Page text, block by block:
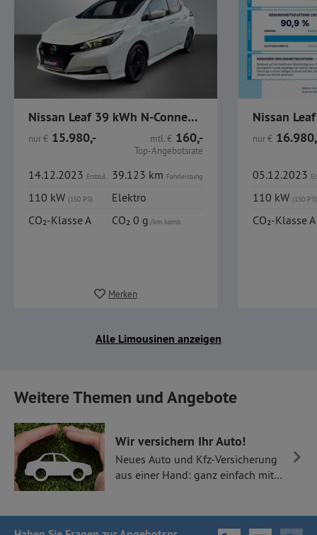
Nissan Leaf 39 kWh N-Connecta WinterP Navi
nur€ 15.980,- mtl.€ 160,-
Top-Angebotsrate
14.12.2023 Erstzul. 39.123 km Fahrleistung
110 kW (150 PS)
Elektro
CO₂-Klasse A
CO₂ 0 g/km komb.
Merken
nur€
05.12.2023
110 kW (150 PS)
CO₂-Klasse A
Alle Limousinen anzeigen
Weitere Themen und Angebote
Wir versichern Ihr Auto!
Neues Auto und Kfz-Versicherung
aus einer Hand: ganz einfach mit